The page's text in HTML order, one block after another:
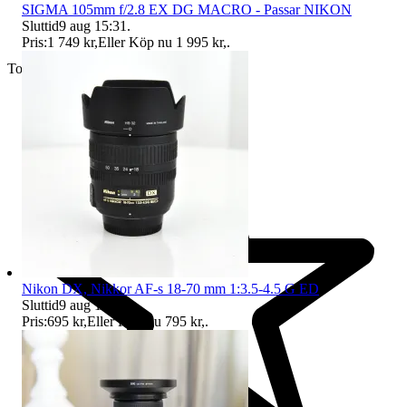
Toppsäljare
SIGMA 105mm f/2.8 EX DG MACRO - Passar NIKON
Sluttid9 aug 15:31 .
Pris:1 749 kr,Eller Köp nu 1 995 kr,.
Nikon DX, Nikkor AF-s 18-70 mm 1:3.5-4.5 G ED
Sluttid9 aug 15:32
Pris:695 kr,Eller Köp nu 795 kr,.